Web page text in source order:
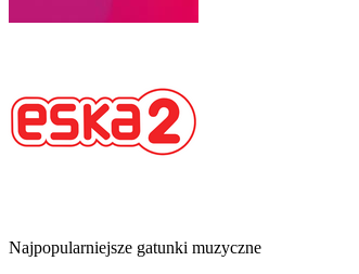
Najpopularniejsze gatunki muzyczne